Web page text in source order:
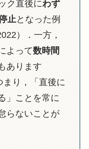
ク直後にわず
止 となった例
）．一方，
よって数時間
あります
まり，「直後に
」ことを常に
らないことが